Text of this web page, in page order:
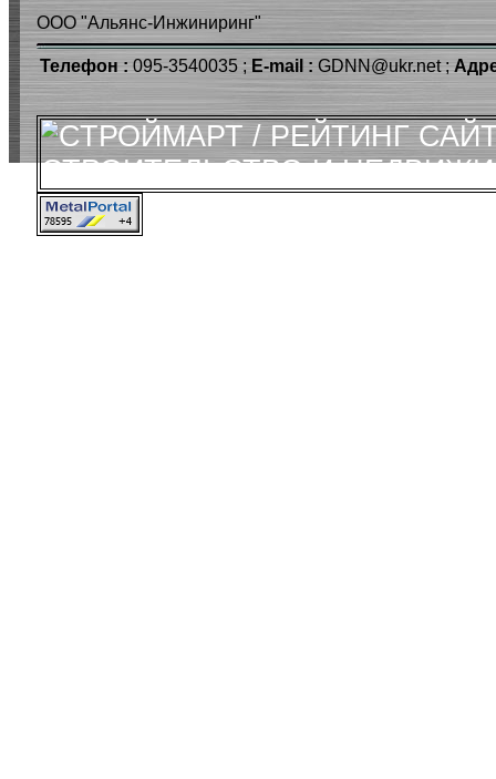
ООО "Альянс-Инжиниринг"
Телефон : 095-3540035 ; E-mail : GDNN@ukr.net ;